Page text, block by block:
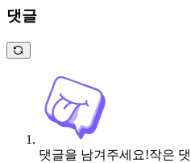
댓글
댓글을 남겨주세요!작은